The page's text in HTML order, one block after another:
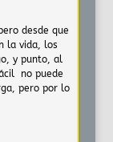
desde que
la vida, los
y punto, al
no puede
pero por lo